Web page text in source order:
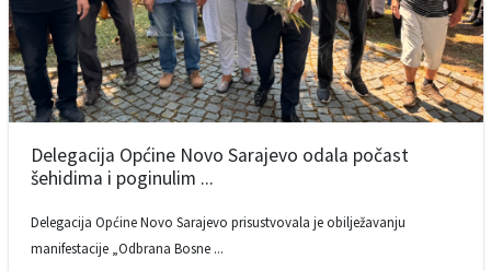
Delegacija Općine Novo Sarajevo odala počast
šehidima i poginulim ...
Delegacija Općine Novo Sarajevo prisustvovala je obilježavanju
manifestacije „Odbrana Bosne ...